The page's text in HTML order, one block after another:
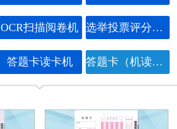
OCR扫描阅卷机 选举投票评分系统
答题卡读卡机 答题卡（机读卡）
成功案例
联系我们